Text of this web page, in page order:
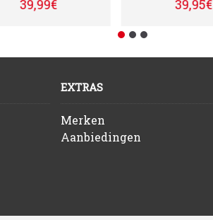
EXTRAS
Merken
Aanbiedingen